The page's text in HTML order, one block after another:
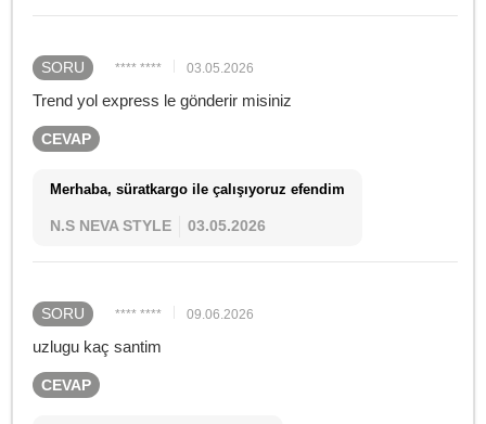
SORU **** **** 03.05.2026
Trend yol express le gönderir misiniz
CEVAP
Merhaba, süratkargo ile çalışıyoruz efendim
N.S NEVA STYLE 03.05.2026
SORU **** **** 09.06.2026
uzlugu kaç santim
CEVAP